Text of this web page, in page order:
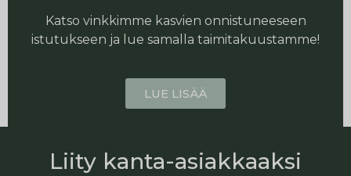
Katso vinkkimme kasvien onnistuneeseen
istutukseen ja lue samalla taimitakuustamme!
LUE LISÄÄ
Liity kanta-asiakkaaksi